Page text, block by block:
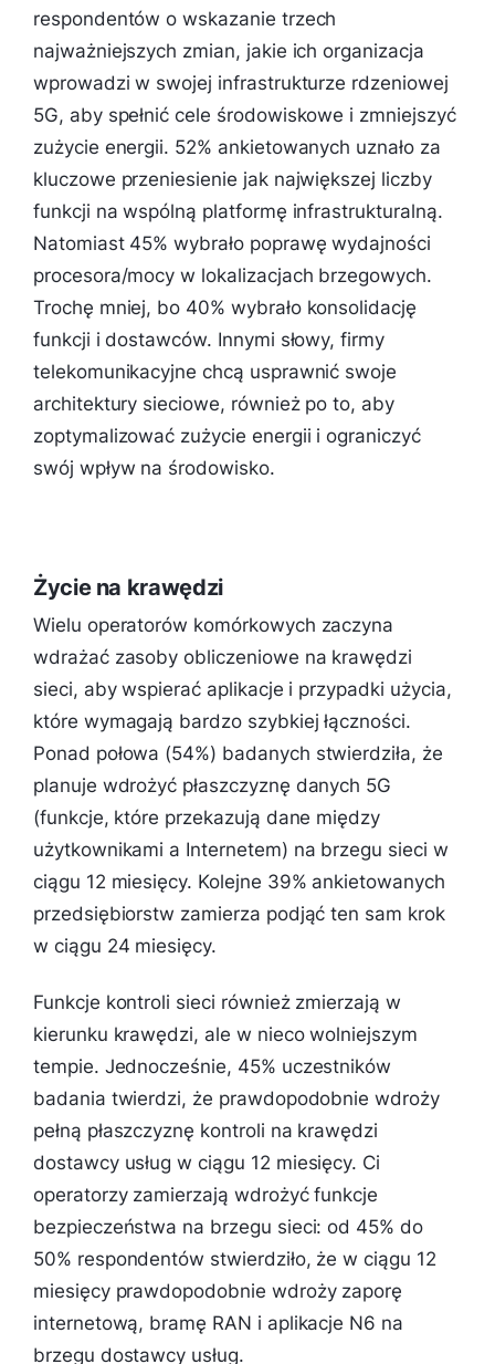
respondentów o wskazanie trzech
najważniejszych zmian, jakie ich organizacja
wprowadzi w swojej infrastrukturze rdzeniowej
5G, aby spełnić cele środowiskowe i zmniejszyć
zużycie energii. 52% ankietowanych uznało za
kluczowe przeniesienie jak największej liczby
funkcji na wspólną platformę infrastrukturalną.
Natomiast 45% wybrało poprawę wydajności
procesora/mocy w lokalizacjach brzegowych.
Trochę mniej, bo 40% wybrało konsolidację
funkcji i dostawców. Innymi słowy, firmy
telekomunikacyjne chcą usprawnić swoje
architektury sieciowe, również po to, aby
zoptymalizować zużycie energii i ograniczyć
swój wpływ na środowisko.
Życie na krawędzi
Wielu operatorów komórkowych zaczyna
wdrażać zasoby obliczeniowe na krawędzi
sieci, aby wspierać aplikacje i przypadki użycia,
które wymagają bardzo szybkiej łączności.
Ponad połowa (54%) badanych stwierdziła, że
planuje wdrożyć płaszczyznę danych 5G
(funkcje, które przekazują dane między
użytkownikami a Internetem) na brzegu sieci w
ciągu 12 miesięcy. Kolejne 39% ankietowanych
przedsiębiorstw zamierza podjąć ten sam krok
w ciągu 24 miesięcy.
Funkcje kontroli sieci również zmierzają w
kierunku krawędzi, ale w nieco wolniejszym
tempie. Jednocześnie, 45% uczestników
badania twierdzi, że prawdopodobnie wdroży
pełną płaszczyznę kontroli na krawędzi
dostawcy usług w ciągu 12 miesięcy. Ci
operatorzy zamierzają wdrożyć funkcje
bezpieczeństwa na brzegu sieci: od 45% do
50% respondentów stwierdziło, że w ciągu 12
miesięcy prawdopodobnie wdroży zaporę
internetową, bramę RAN i aplikacje N6 na
brzegu dostawcy usług.